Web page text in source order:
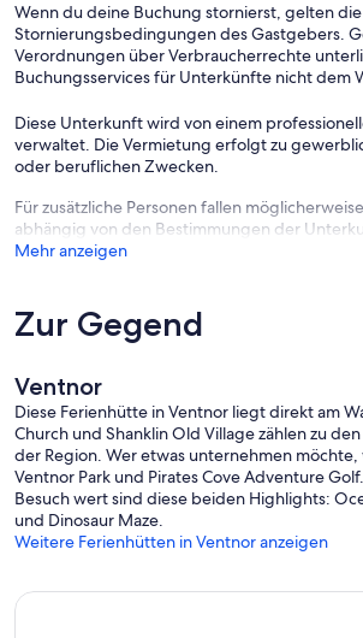
Wenn du deine Buchung stornierst, gelten die
Stornierungsbedingungen des Gastgebers.
Verordnungen über Verbraucherrechte
Buchungsservices für Unterkünfte nicht dem
Diese Unterkunft wird von einem
verwaltet. Die Vermietung erfolgt zu
oder beruflichen Zwecken.
Für zusätzliche Personen fallen
abhängig von den Bestimmungen der
Mehr anzeigen
Zur Gegend
Ventnor
Diese Ferienhütte in Ventnor liegt direkt am
Church und Shanklin Old Village zählen zu
der Region. Wer etwas unternehmen
Ventnor Park und Pirates Cove Adventure
Besuch wert sind diese beiden Highlights:
und Dinosaur Maze.
Weitere Ferienhütten in Ventnor anzeigen